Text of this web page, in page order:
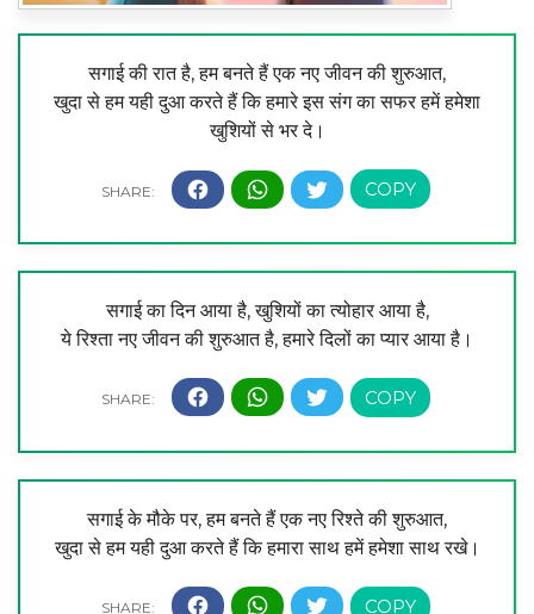
सगाई की रात है, हम बनते हैं एक नए जीवन की शुरुआत,
खुदा से हम यही दुआ करते हैं कि हमारे इस संग का सफर हमें हमेशा
खुशियों से भर दे।
सगाई का दिन आया है, खुशियों का त्योहार आया है,
ये रिश्ता नए जीवन की शुरुआत है, हमारे दिलों का प्यार आया है।
सगाई के मौके पर, हम बनते हैं एक नए रिश्ते की शुरुआत,
खुदा से हम यही दुआ करते हैं कि हमारा साथ हमें हमेशा साथ रखे।